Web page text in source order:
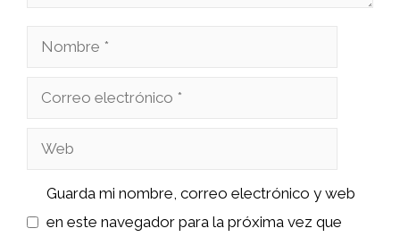
Nombre
Correo
Web
Guarda mi nombre, correo electrónico y web
en este navegador para la próxima vez que